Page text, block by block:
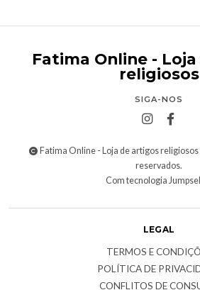
Fatima Online -
religiosos
SIGA-NOS
Fatima Online - Loja de artigos
reservados.
Com tecnologia
LEGAL
TERMOS E
POLÍTICA DE
CONFLITOS DE